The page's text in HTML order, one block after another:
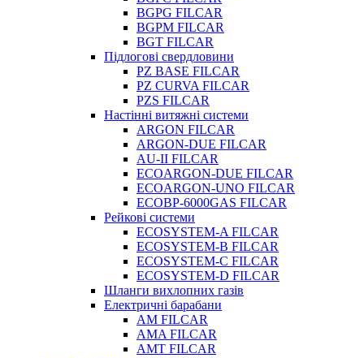
BGPG FILCAR
BGPM FILCAR
BGT FILCAR
Підлогові свердловини
PZ BASE FILCAR
PZ CURVA FILCAR
PZS FILCAR
Настінні витяжні системи
ARGON FILCAR
ARGON-DUE FILCAR
AU-II FILCAR
ECOARGON-DUE FILCAR
ECOARGON-UNO FILCAR
ECOBP-6000GAS FILCAR
Рейкові системи
ECOSYSTEM-A FILCAR
ECOSYSTEM-B FILCAR
ECOSYSTEM-C FILCAR
ECOSYSTEM-D FILCAR
Шланги вихлопних газів
Електричні барабани
AM FILCAR
AMA FILCAR
AMT FILCAR